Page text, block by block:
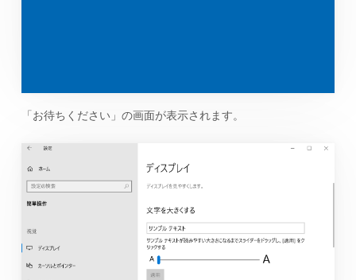
「お待ちください」の画面が表示されます。